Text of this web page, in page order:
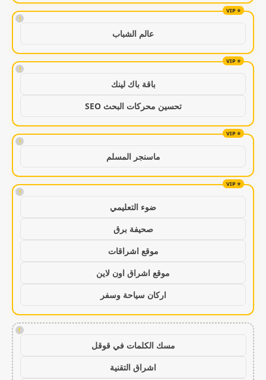
!
عالم الشباب
!
باقة باك لينك
تحسين محركات البحث SEO
!
ماسنجر المسلم
!
ضوء التعليمي
صحيفة برق
موقع اشراقات
موقع اشراق اون لاين
اركان سياحة وسفر
!
مسك الكلمات في قوقل
اشراق التقنية